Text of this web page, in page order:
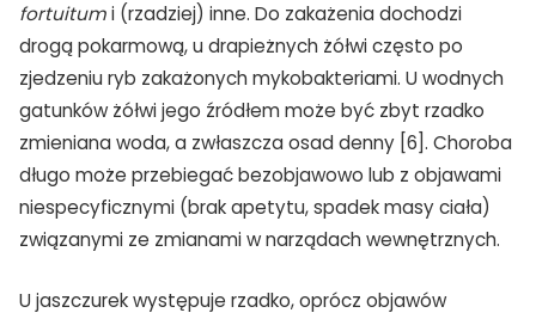
fortuitumi (rzadziej) inne. Do zakażenia dochodzi
drogą pokarmową, u drapieżnych żółwi często po
zjedzeniu ryb zakażonych mykobakteriami. U wodnych
gatunków żółwi jego źródłem może być zbyt rzadko
zmieniana woda, a zwłaszcza osad denny [6]. Choroba
długo może przebiegać bezobjawowo lub z objawami
niespecyficznymi (brak apetytu, spadek masy ciała)
związanymi ze zmianami w narządach wewnętrznych.
U jaszczurek występuje rzadko, oprócz objawów